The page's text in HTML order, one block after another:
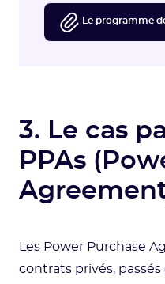
Le programme
3. Le cas
PPAs
Les Power Purchase
contrats privés,